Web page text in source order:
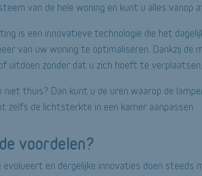
van de hele woning en kunt u alles vanop
is een innovatieve technologie die het
van uw woning te optimaliseren. Dankzij de
uitdoen zonder dat u zich hoeft te verplaatsen.
niet thuis? Dan kunt u de uren waarop de
zelfs de lichtsterkte in een kamer aanpassen.
voordelen?
evolueert en dergelijke innovaties doen steeds